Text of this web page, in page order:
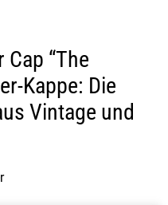
“The
Kappe: Die
Vintage und